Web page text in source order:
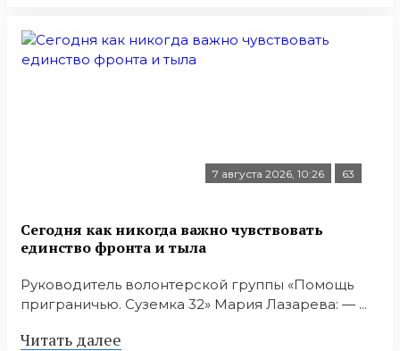
7 августа 2026, 10:26 63
Сегодня как никогда важно чувствовать
единство фронта и тыла
Руководитель волонтерской группы «Помощь
приграничью. Суземка 32» Мария Лазарева: — ...
Читать далее